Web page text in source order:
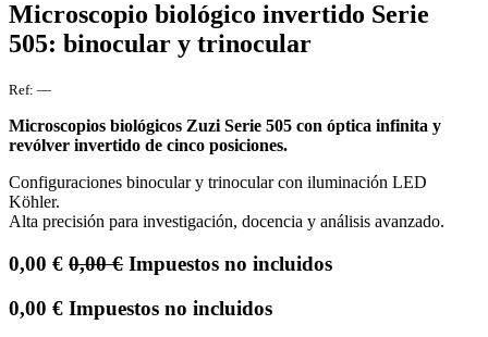
Microscopio biológico invertido Serie
505: binocular y trinocular
Ref: —
Microscopios biológicos Zuzi Serie 505 con óptica infinita y
revólver invertido de cinco posiciones.
Configuraciones binocular y trinocular con iluminación LED
Köhler.
Alta precisión para investigación, docencia y análisis avanzado.
0,00 € 0,00€ Impuestos no incluidos
0,00 € Impuestos no incluidos